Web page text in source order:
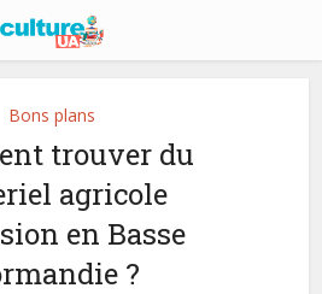
Bons plans
trouver du
agricole
en Basse
?